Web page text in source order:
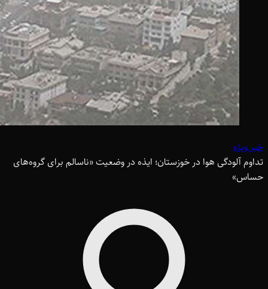
خبر ویژه
تداوم آلودگی هوا در خوزستان؛ ایذه در وضعیت «ناسالم برای گروه‌های
حساس»